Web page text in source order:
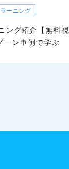
ーニング
ング紹介【無料
ーン事例で学ぶ